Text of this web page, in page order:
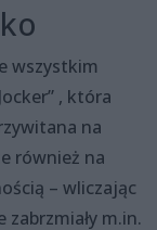
wszystkim
, która
na
również na
– wliczając
m.in.